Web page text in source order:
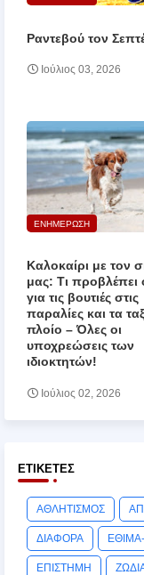
Ραντεβού τον
Ιούλιος 03, 2026
ΕΝΗΜΕΡΩΣΗ
Καλοκαίρι με τον
μας: Τι προβλέπει
για τις βουτιές στις
παραλίες και τα
πλοίο – Όλες οι
υποχρεώσεις των
ιδιοκτητών!
Ιούλιος 02, 2026
ΕΤΙΚΈΤΕΣ
ΑΘΛΗΤΙΣΜΟΣ
ΔΙΑΦΟΡΑ
ΕΠΙΣΤΗΜΗ